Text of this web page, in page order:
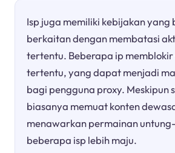
Isp juga memiliki kebijakan yang
berkaitan dengan membatasi
tertentu. Beberapa ip memblokir
tertentu, yang dapat menjadi
bagi pengguna proxy. Meskipun
biasanya memuat konten
menawarkan permainan
beberapa isp lebih maju.